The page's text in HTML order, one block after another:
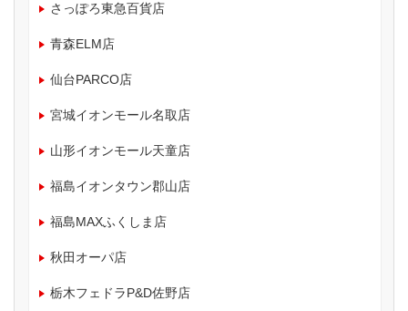
さっぽろ東急百貨店
青森ELM店
仙台PARCO店
宮城イオンモール名取店
山形イオンモール天童店
福島イオンタウン郡山店
福島MAXふくしま店
秋田オーパ店
栃木フェドラP&D佐野店